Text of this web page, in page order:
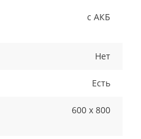
с АКБ
Нет
Есть
600 х 800